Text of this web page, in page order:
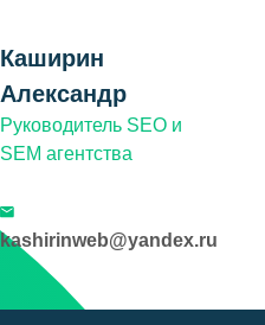
Каширин
Александр
Руководитель SEO и
SEM агентства
kashirinweb@yandex.ru